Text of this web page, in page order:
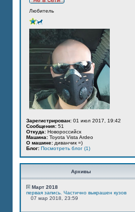
Любитель
Зарегистрирован: 01 июл 2017, 19:42
Сообщения: 51
Откуда: Новороссийск
Машина: Toyota Vista Ardeo
О машине: диванчик =)
Блог: Посмотреть блог (1)
Архивы
Март 2018
первая запись. Частично выкрашен кузов
07 мар 2018, 23:59